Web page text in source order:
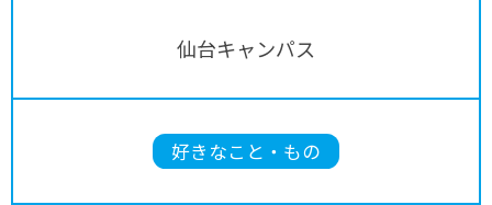
仙台キャンパス
好きなこと・もの